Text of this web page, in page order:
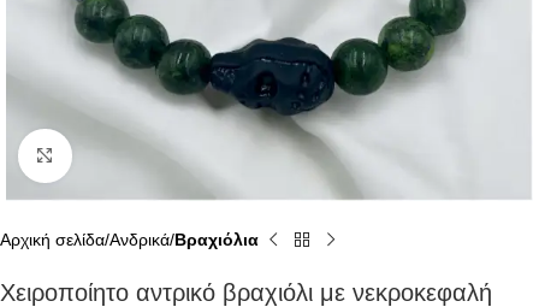
Click to enlarge
Αρχική σελίδα Ανδρικά Βραχιόλια
Χειροποίητο αντρικό βραχιόλι με νεκροκεφαλή